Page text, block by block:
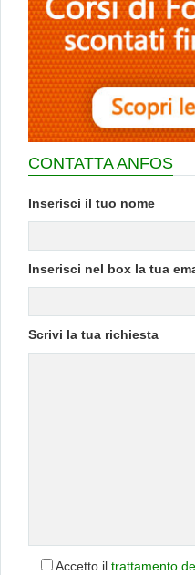
CONTATTA ANFOS
Inserisci il tuo nome
Inserisci nel box la tua
Scrivi la tua richiesta
Accetto il trattamento